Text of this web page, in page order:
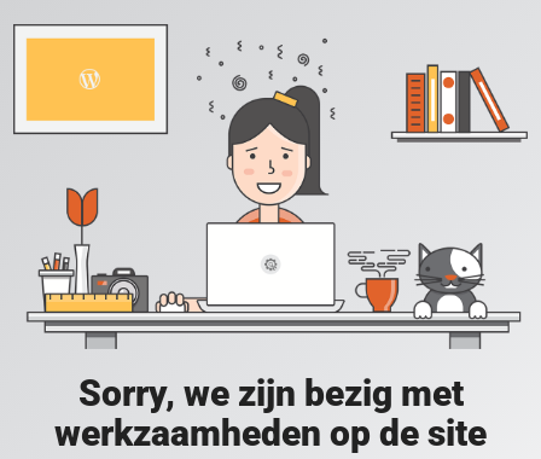
Sorry, we zijn bezig met
werkzaamheden op de site